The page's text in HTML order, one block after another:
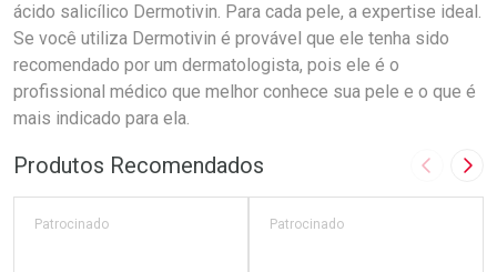
ácido salicílico Dermotivin. Para cada pele, a expertise ideal.
Se você utiliza Dermotivin é provável que ele tenha sido
recomendado por um dermatologista, pois ele é o
profissional médico que melhor conhece sua pele e o que é
mais indicado para ela.
Produtos Recomendados Imagem
Patrocinado Patrocinado